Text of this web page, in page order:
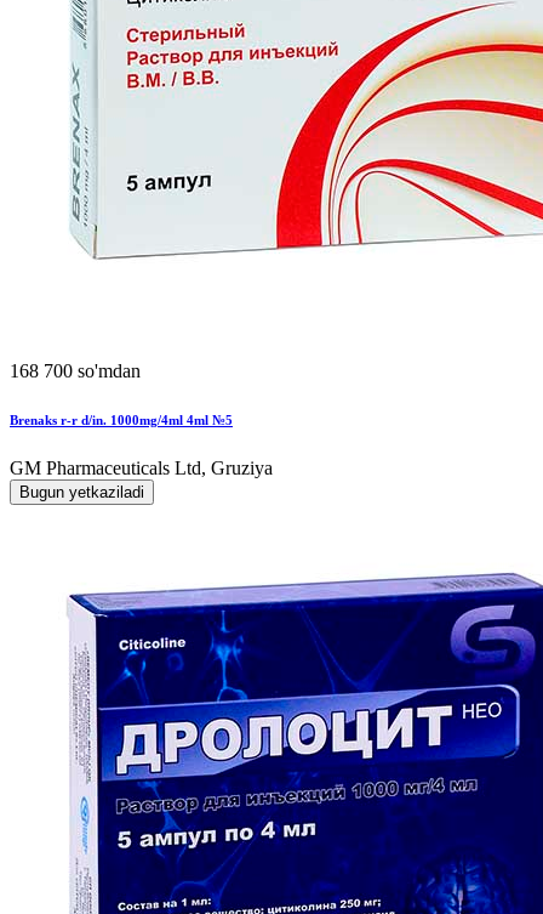
168 700 so'mdan
Brenaks r-r d/in. 1000mg/4ml 4ml №5
GM Pharmaceuticals Ltd, Gruziya
Bugun yetkaziladi